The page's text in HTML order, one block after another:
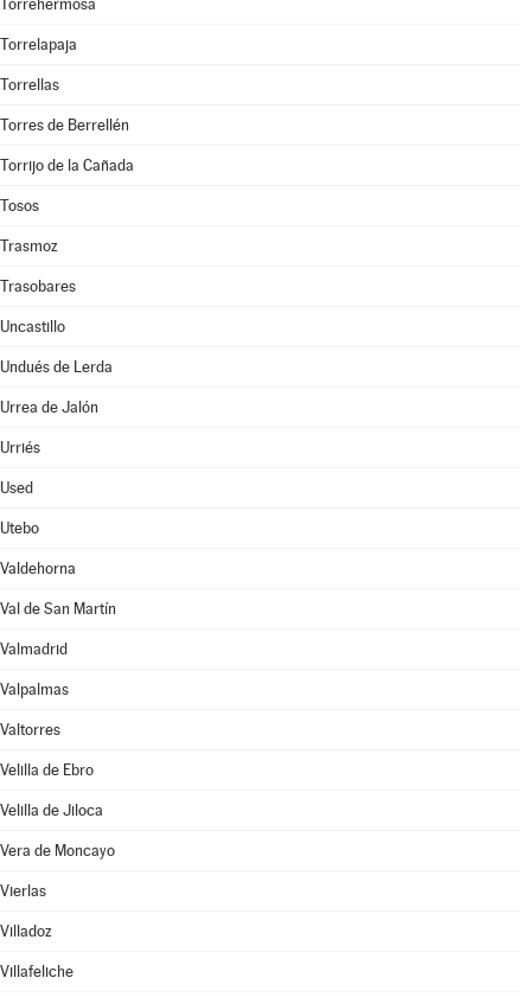
Torrehermosa
Torrelapaja
Torrellas
Torres de Berrellén
Torrijo de la Cañada
Tosos
Trasmoz
Trasobares
Uncastillo
Undués de Lerda
Urrea de Jalón
Urriés
Used
Utebo
Valdehorna
Val de San Martín
Valmadrid
Valpalmas
Valtorres
Velilla de Ebro
Velilla de Jiloca
Vera de Moncayo
Vierlas
Villadoz
Villafeliche